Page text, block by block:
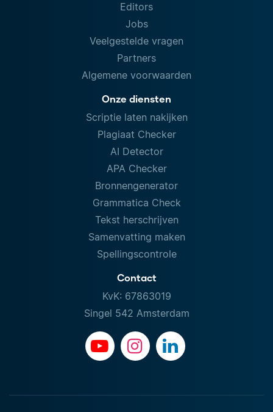
Editors
Jobs
Veelgestelde vragen
Partners
Algemene voorwaarden
Onze diensten
Scriptie laten nakijken
Plagiaat Checker
AI Detector
APA Checker
Bronnengenerator
Grammatica Check
Tekst herschrijven
Samenvatting maken
Spellingscontrole
Contact
KvK: 67863019
Singel 542 Amsterdam